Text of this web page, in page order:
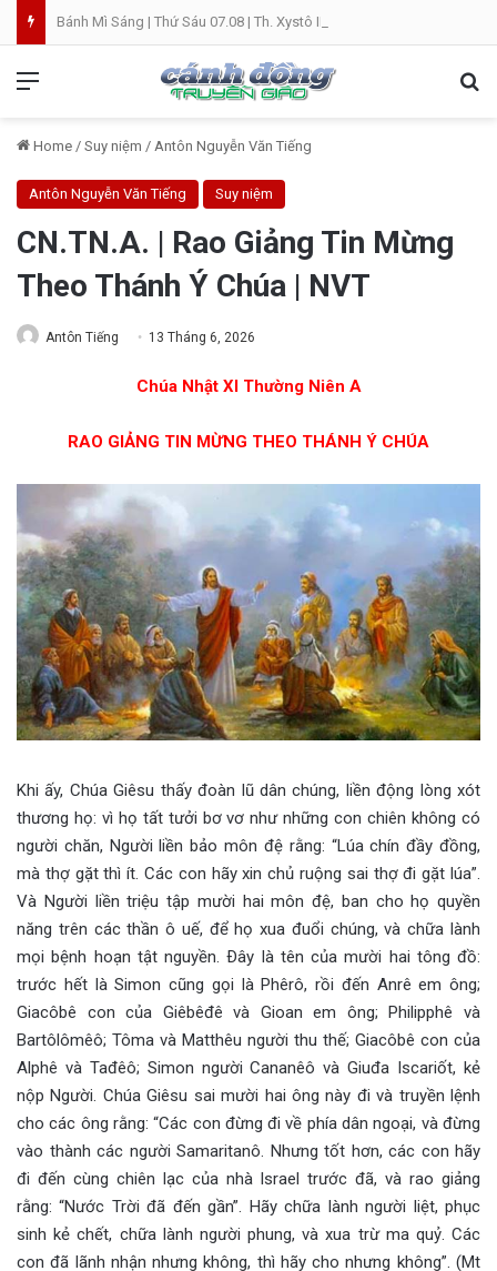
Home / Suy niệm / Antôn Nguyễn Văn Tiếng
Antôn Nguyễn Văn Tiếng Suy niệm
CN.TN.A. | Rao Giảng Tin Mừng
Theo Thánh Ý Chúa | NVT
Antôn Tiếng 13 Tháng 6, 2026
Chúa Nhật XI Thường Niên A
RAO GIẢNG TIN MỪNG THEO THÁNH Ý CHÚA
Khi ấy, Chúa Giêsu thấy đoàn lũ dân chúng, liền động lòng xót
thương họ: vì họ tất tưởi bơ vơ như những con chiên không có
người chăn, Người liền bảo môn đệ rằng: “Lúa chín đầy đồng,
mà thợ gặt thì ít. Các con hãy xin chủ ruộng sai thợ đi gặt lúa”.
Và Người liền triệu tập mười hai môn đệ, ban cho họ quyền
năng trên các thần ô uế, để họ xua đuổi chúng, và chữa lành
mọi bệnh hoạn tật nguyền. Ðây là tên của mười hai tông đồ:
trước hết là Simon cũng gọi là Phêrô, rồi đến Anrê em ông;
Giacôbê con của Giêbêđê và Gioan em ông; Philipphê và
Bartôlômêô; Tôma và Matthêu người thu thế; Giacôbê con của
Alphê và Tađêô; Simon người Cananêô và Giuđa Iscariốt, kẻ
nộp Người. Chúa Giêsu sai mười hai ông này đi và truyền lệnh
cho các ông rằng: “Các con đừng đi về phía dân ngoại, và đừng
vào thành các người Samaritanô. Nhưng tốt hơn, các con hãy
đi đến cùng chiên lạc của nhà Israel trước đã, và rao giảng
rằng: “Nước Trời đã đến gần”. Hãy chữa lành người liệt, phục
sinh kẻ chết, chữa lành người phung, và xua trừ ma quỷ. Các
con đã lãnh nhận nhưng không, thì hãy cho nhưng không”. (Mt